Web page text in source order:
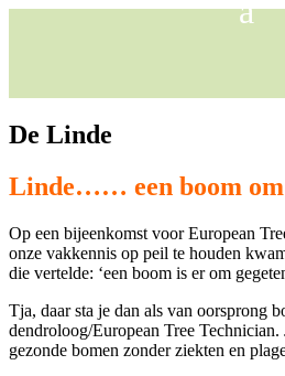
De Linde
Linde…… een boom om
Op een bijeenkomst voor European
onze vakkennis op peil te houden
die vertelde: ‘een boom is er om
Tja, daar sta je dan als van oorsprong
dendroloog/European Tree Technician.
gezonde bomen zonder ziekten en